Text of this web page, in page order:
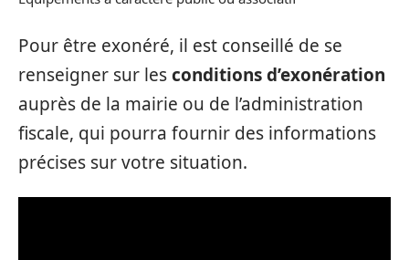
Pour être exonéré, il est conseillé de se
renseigner sur lesconditions d’exonération
auprès de la mairie ou de l’administration
fiscale, qui pourra fournir des informations
précises sur votre situation.